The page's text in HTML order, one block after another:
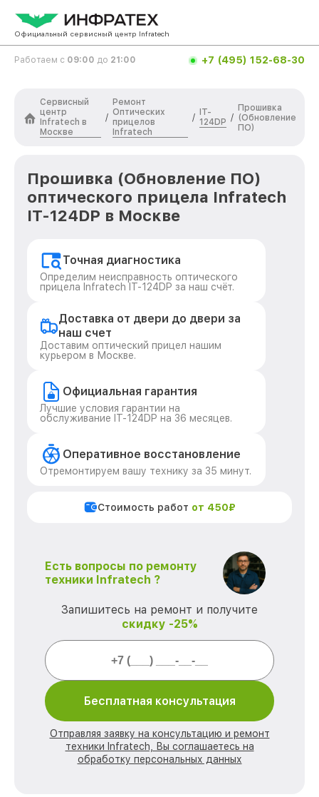
Официальный сервисный центр Infratech
Работаем с 09:00 до 21:00 +7 (495) 152-68-30
Сервисный
центр
Infratech в
Москве
/
Ремонт
Оптических
прицелов
Infratech
/
IT-
124DP /
Прошивка
(Обновление
ПО)
Прошивка (Обновление ПО)
оптического прицела Infratech
IT-124DP в Москве
Точная диагностика
Определим неисправность оптического
прицела Infratech IT-124DP за наш счёт.
Доставка от двери до двери за
наш счет
Доставим оптический прицел нашим
курьером в Москве.
Официальная гарантия
Лучшие условия гарантии на
обслуживание IT-124DP на 36 месяцев.
Оперативное восстановление
Отремонтируем вашу технику за 35 минут.
Стоимость работ от 450₽
Есть вопросы по ремонту
техники Infratech ?
Запишитесь на ремонт и получите
скидку -25%
Бесплатная консультация
Отправляя заявку на консультацию и ремонт
техники Infratech, Вы соглашаетесь на
обработку персональных данных